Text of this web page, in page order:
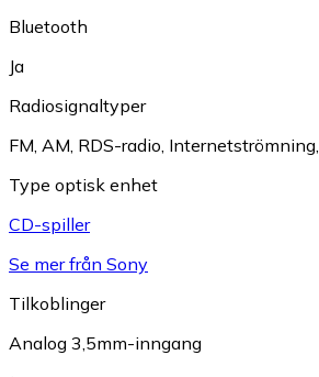
Bluetooth
Ja
Radiosignaltyper
FM, AM, RDS-radio, Internetströmning,
Type optisk enhet
CD-spiller
Se mer från Sony
Tilkoblinger
Analog 3,5mm-inngang